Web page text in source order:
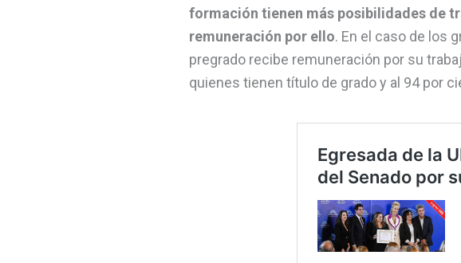
formación tienen más posibilidades de
remuneración por ello. En el caso de los
pregrado recibe remuneración por su
quienes tienen título de grado y al 94 por